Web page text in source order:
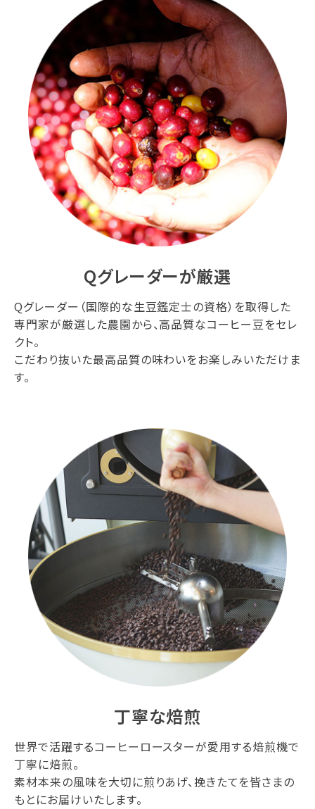
Qグレーダーが厳選
Qグレーダー（国際的な生豆鑑定士の資格）を取得した
専門家が厳選した農園から、高品質なコーヒー豆をセレ
クト。
こだわり抜いた最高品質の味わいをお楽しみいただけま
す。
丁寧な焙煎
世界で活躍するコーヒーロースターが愛用する焙煎機で
丁寧に焙煎。
素材本来の風味を大切に煎りあげ、挽きたてを皆さまの
もとにお届けいたします。